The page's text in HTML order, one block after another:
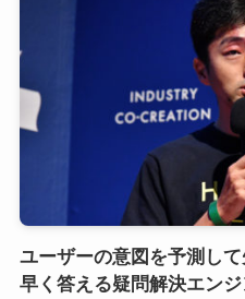
ユーザーの意図を予測し
早く答える疑問解決エン